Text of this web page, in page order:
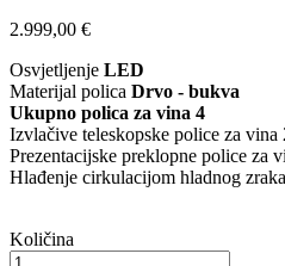
2.999,00 €
Osvjetljenje LED
Materijal polica Drvo - bukva
Ukupno polica za vina 4
Izvlačive teleskopske police za vina
Prezentacijske preklopne police za
Hlađenje cirkulacijom hladnog zraka
Količina